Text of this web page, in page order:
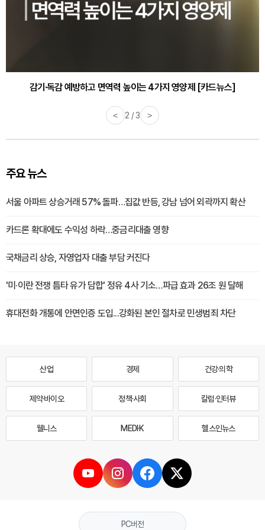
감기·독감 예방하고 면역력 높이는 4가지 영양제 [카드뉴스]
< 3 / 3 >
주요 뉴스
서울 아파트 상승거래 57% 돌파…집값 반등, 강남 넘어 외곽까지 확산
카드론 확대에도 수익성 하락…중금리대출 영향
국채금리 상승, 자영업자 대출 부담 커진다
'미·이란 전쟁 틈타 유가 담합' 정유 4사 기소…파급 효과 26조 원 달해
휴대전화 개통에 안면인증 도입...강화된 본인 절차로 민생범죄 차단
산업 경제 건강·의학
제약·바이오 정책·사회 칼럼·인터뷰
웰니스 MEDI·K 헬스인뉴스
PC버전